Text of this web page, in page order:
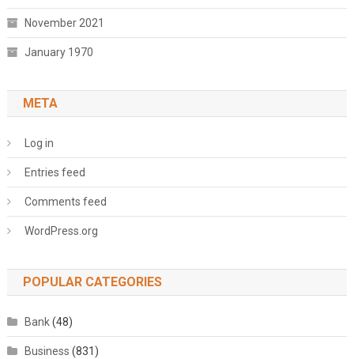
November 2021
January 1970
META
Log in
Entries feed
Comments feed
WordPress.org
POPULAR CATEGORIES
Bank(48)
Business (831)